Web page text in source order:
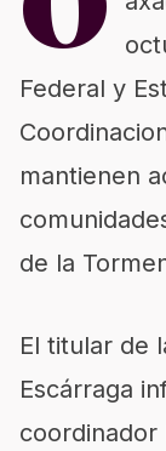
O
Federal y
mantienen
de la
El titular de
Escárraga
coordinador